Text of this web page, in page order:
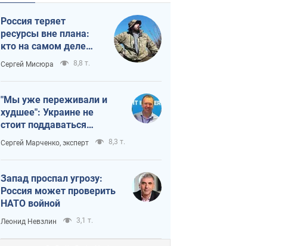
Россия теряет
ресурсы вне плана:
кто на самом деле
диктует темп войны
Сергей Мисюра 8,8 т.
"Мы уже переживали и
худшее": Украине не
стоит поддаваться
отчаянию из-за
ракетного террора
Сергей Марченко, эксперт 8,3 т.
Запад проспал угрозу:
Россия может проверить
НАТО войной
Леонид Невзлин 3,1 т.